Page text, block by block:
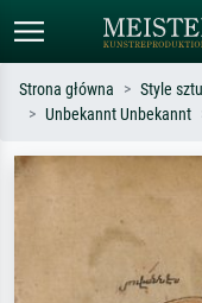
Monet, Gwiaździsta
impresjonizm, fala
Strona główna Style
Unbekannt Unbekannt